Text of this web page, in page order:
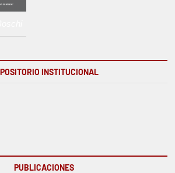
INSTITUCIONAL
PUBLICACIONES